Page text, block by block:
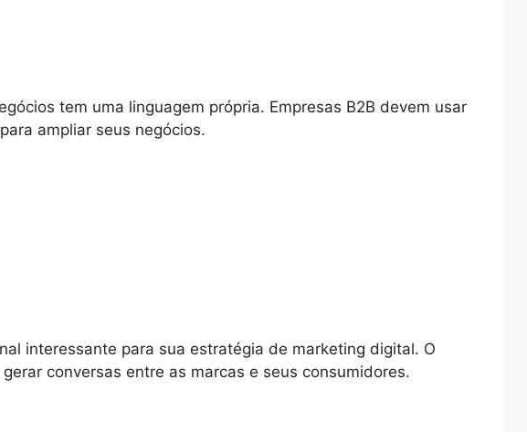
tem uma linguagem própria. Empresas B2B devem usar
ampliar seus negócios.
interessante para sua estratégia de marketing digital. O
conversas entre as marcas e seus consumidores.